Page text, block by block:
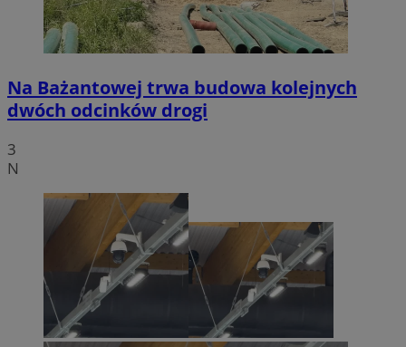
Na Bażantowej trwa budowa kolejnych
dwóch odcinków drogi
3
N